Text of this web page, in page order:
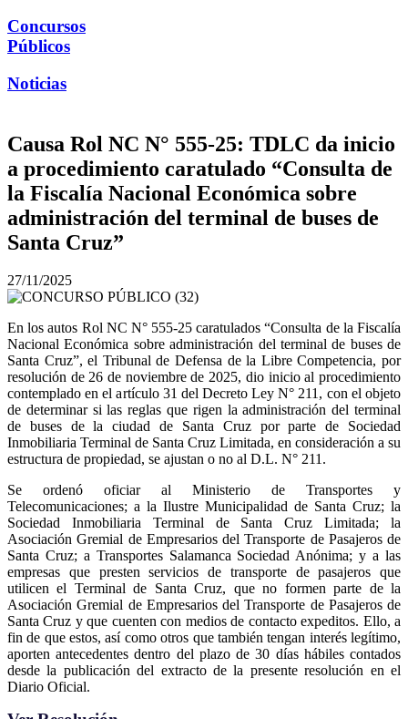
Concursos
Públicos
Noticias
Causa Rol NC N° 555-25: TDLC da inicio
a procedimiento caratulado “Consulta de
la Fiscalía Nacional Económica sobre
administración del terminal de buses de
Santa Cruz”
27/11/2025
En los autos Rol NC N° 555-25 caratulados “Consulta de la Fiscalía
Nacional Económica sobre administración del terminal de buses de
Santa Cruz”, el Tribunal de Defensa de la Libre Competencia, por
resolución de 26 de noviembre de 2025, dio inicio al procedimiento
contemplado en el artículo 31 del Decreto Ley N° 211, con el objeto
de determinar si las reglas que rigen la administración del terminal
de buses de la ciudad de Santa Cruz por parte de Sociedad
Inmobiliaria Terminal de Santa Cruz Limitada, en consideración a su
estructura de propiedad, se ajustan o no al D.L. N° 211.
Se ordenó oficiar al Ministerio de Transportes y
Telecomunicaciones; a la Ilustre Municipalidad de Santa Cruz; la
Sociedad Inmobiliaria Terminal de Santa Cruz Limitada; la
Asociación Gremial de Empresarios del Transporte de Pasajeros de
Santa Cruz; a Transportes Salamanca Sociedad Anónima; y a las
empresas que presten servicios de transporte de pasajeros que
utilicen el Terminal de Santa Cruz, que no formen parte de la
Asociación Gremial de Empresarios del Transporte de Pasajeros de
Santa Cruz y que cuenten con medios de contacto expeditos. Ello, a
fin de que estos, así como otros que también tengan interés legítimo,
aporten antecedentes dentro del plazo de 30 días hábiles contados
desde la publicación del extracto de la presente resolución en el
Diario Oficial.